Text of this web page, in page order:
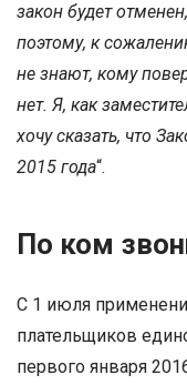
закон будет
поэтому, к
не знают, кому
нет. Я, как
хочу сказать, что
2015 года“.
По ком
С 1 июля
плательщиков
первого января